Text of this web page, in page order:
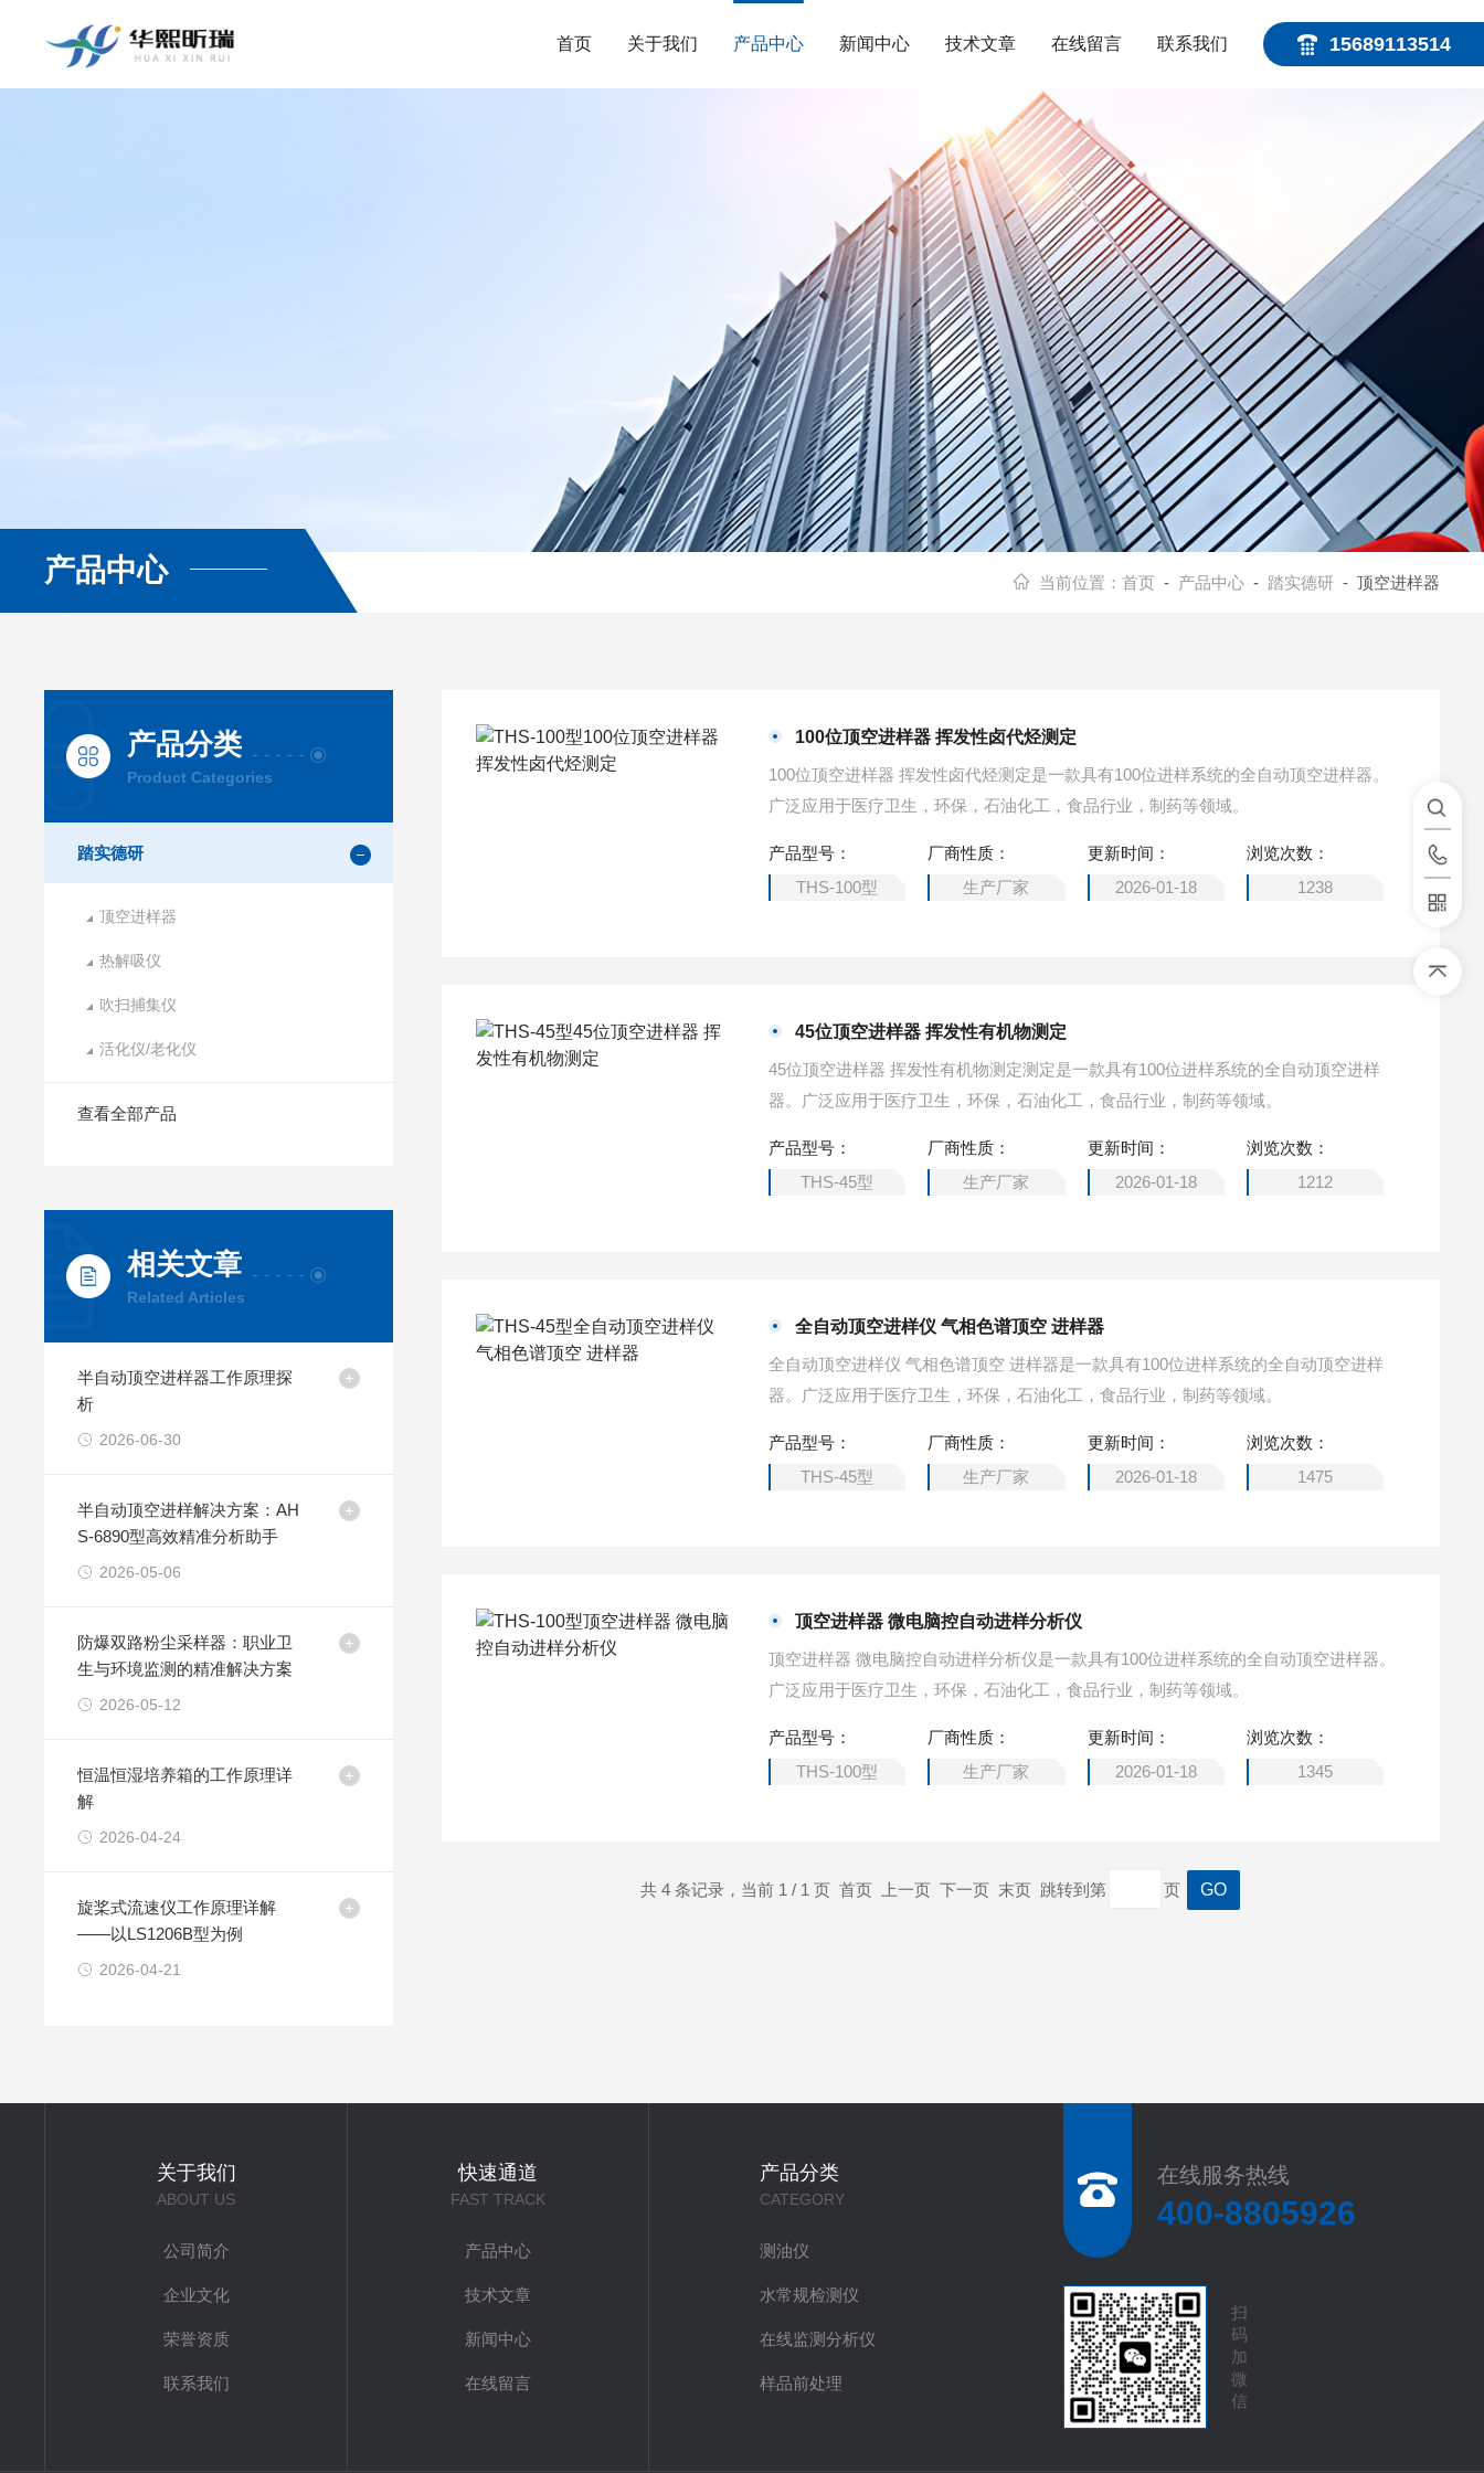
15689113514
首页 关于我们 产品中心 新闻中心 技术文章 在线留言 联系我们
产品中心 当前位置： 首页 - 产品中心- 踏实德研- 顶空进样器
产品分类
Product Categories
踏实德研
顶空进样器
热解吸仪
吹扫捕集仪
活化仪/老化仪
查看全部产品
相关文章
Related Articles
半自动顶空进样器工作原理探
析
2026-06-30
半自动顶空进样解决方案：AH
S-6890型高效精准分析助手
2026-05-06
防爆双路粉尘采样器：职业卫
生与环境监测的精准解决方案
2026-05-12
恒温恒湿培养箱的工作原理详
解
2026-04-24
旋桨式流速仪工作原理详解
——以LS1206B型为例
2026-04-21
100位顶空进样器 挥发性卤代烃测定
100位顶空进样器 挥发性卤代烃测定是一款具有100位进样系统的全自动顶空进样器。
广泛应用于医疗卫生，环保，石油化工，食品行业，制药等领域。
产品型号：
THS-100型
厂商性质：
生产厂家
更新时间：
2026-01-18
浏览次数：
1238
45位顶空进样器 挥发性有机物测定
45位顶空进样器 挥发性有机物测定测定是一款具有100位进样系统的全自动顶空进样
器。广泛应用于医疗卫生，环保，石油化工，食品行业，制药等领域。
产品型号：
THS-45型
厂商性质：
生产厂家
更新时间：
2026-01-18
浏览次数：
1212
全自动顶空进样仪 气相色谱顶空 进样器
全自动顶空进样仪 气相色谱顶空 进样器是一款具有100位进样系统的全自动顶空进样
器。广泛应用于医疗卫生，环保，石油化工，食品行业，制药等领域。
产品型号：
THS-45型
厂商性质：
生产厂家
更新时间：
2026-01-18
浏览次数：
1475
顶空进样器 微电脑控自动进样分析仪
顶空进样器 微电脑控自动进样分析仪是一款具有100位进样系统的全自动顶空进样器。
广泛应用于医疗卫生，环保，石油化工，食品行业，制药等领域。
产品型号：
THS-100型
厂商性质：
生产厂家
更新时间：
2026-01-18
浏览次数：
1345
共 4 条记录，当前 1 / 1 页 首页 上一页 下一页 末页 跳转到第 页
关于我们
ABOUT US
公司简介
企业文化
荣誉资质
联系我们
快速通道
FAST TRACK
产品中心
技术文章
新闻中心
在线留言
产品分类
CATEGORY
测油仪
水常规检测仪
在线监测分析仪
样品前处理
在线服务热线
400-8805926
扫
码
加
微
信